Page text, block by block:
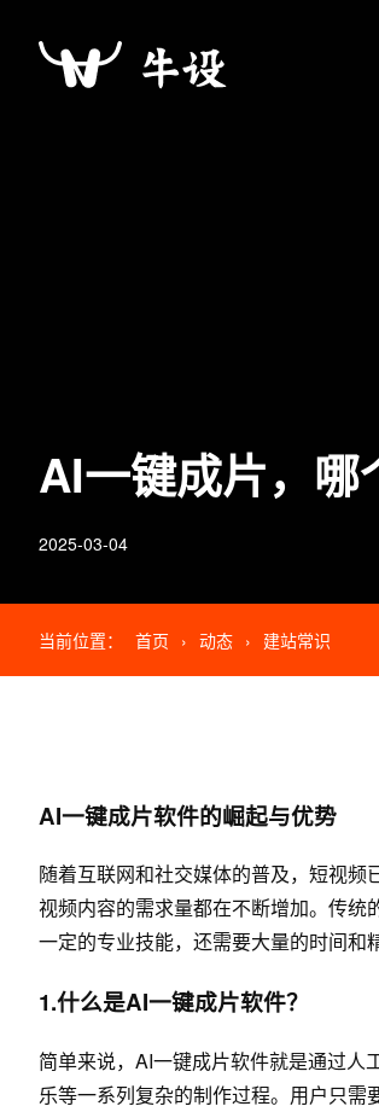
AI一键成片，哪
2025-03-04
当前位置： 首页 › 动态 › 建站常识
AI一键成片软件的崛起与优势
随着互联网和社交媒体的普及，短视频
视频内容的需求量都在不断增加。传
一定的专业技能，还需要大量的时间和
1.什么是AI一键成片软件？
简单来说，AI一键成片软件就是通过
乐等一系列复杂的制作过程。用户只